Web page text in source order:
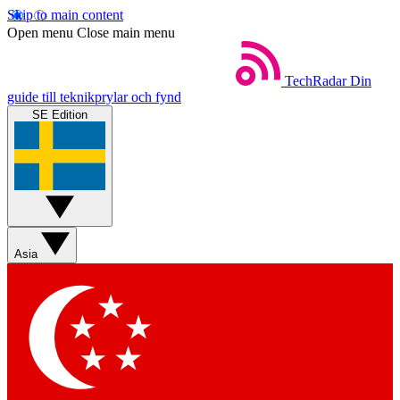
Skip to main content
Open menu Close main menu
TechRadar Din
guide till teknikprylar och fynd
SE Edition
Asia